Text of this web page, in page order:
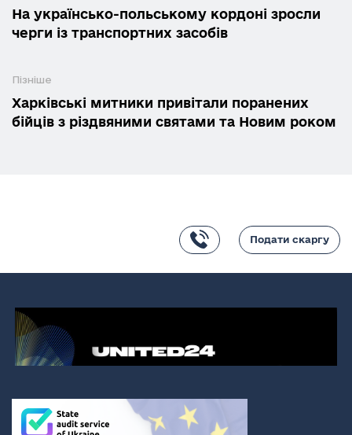
На українсько-польському кордоні зросли
черги із транспортних засобів
Пізніше
Харківські митники привітали поранених
бійців з різдвяними святами та Новим роком
Подати скаргу